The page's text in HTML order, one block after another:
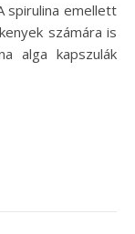
spirulina emellett
számára is
alga kapszulák